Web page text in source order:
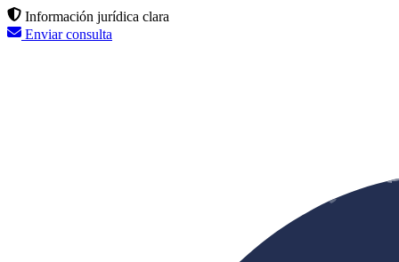
Información jurídica clara
Enviar consulta